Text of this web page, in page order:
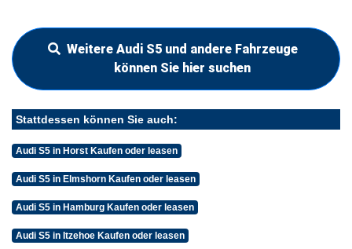
Weitere Audi S5 und andere Fahrzeuge
können Sie hier suchen
Stattdessen können Sie auch:
Audi S5 in Horst Kaufen oder leasen
Audi S5 in Elmshorn Kaufen oder leasen
Audi S5 in Hamburg Kaufen oder leasen
Audi S5 in Itzehoe Kaufen oder leasen